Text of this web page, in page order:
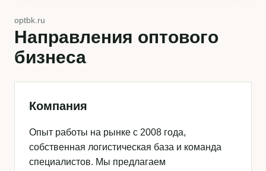
optbk.ru
Направления оптового
бизнеса
Компания
Опыт работы на рынке с 2008 года,
собственная логистическая база и команда
специалистов. Мы предлагаем